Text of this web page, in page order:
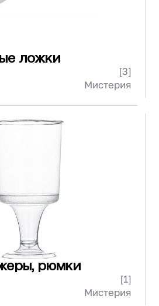
ложки
[3]
Мистерия
рюмки
[1]
Мистерия